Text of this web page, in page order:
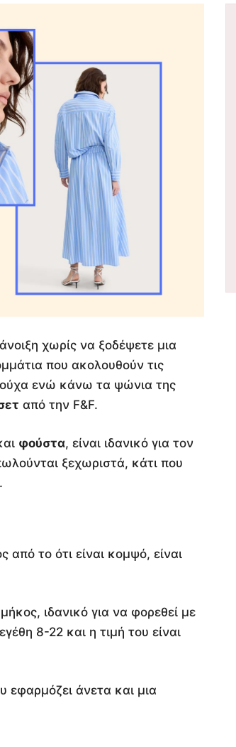
χωρίς να ξοδέψετε μια
που ακολουθούν τις
ενώ κάνω τα ψώνια της
από την F&F.
φούστα, είναι ιδανικό για τον
ξεχωριστά, κάτι που
το ότι είναι κομψό, είναι
ιδανικό για να φορεθεί με
8-22 και η τιμή του είναι
εφαρμόζει άνετα και μια